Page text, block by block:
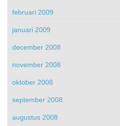
februari 2009
januari 2009
december 2008
november 2008
oktober 2008
september 2008
augustus 2008